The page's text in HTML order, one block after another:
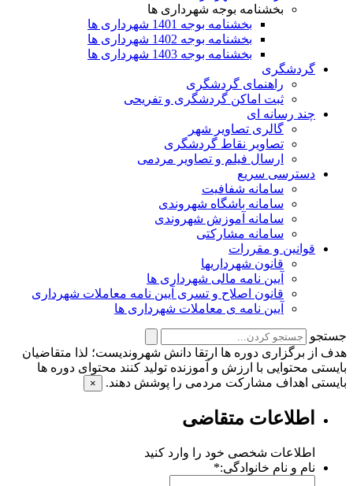
بخشنامه بوجه شهرداری ها
بخشنامه بوجه 1401 شهرداری ها
بخشنامه بوجه 1402 شهرداری ها
بخشنامه بوجه 1403 شهرداری ها
گردشگری
راهنمای گردشگری
ثبت اماکن گردشگری و تفریحی
چند رسانه ای
گالری تصاویر شهر
تصاویر نقاط گردشگری
ارسال فیلم و تصاویر مردمی
دسترسی سریع
سامانه شفافیت
سامانه باشگاه شهروندی
سامانه آموزش شهروندی
سامانه مشارکتی
قوانین و مقررات
قانون شهرداریها
آیین نامه مالی شهرداری ها
قانون اصلاح و تسری آیین نامه معاملات شهرداری
آیین نامه ی معاملات شهرداری ها
جستجو
هدف از برگزاری دوره ها ارتقا دانش شهروندیست؛ لذا متقاضیان
بایستی محتوایی با ارزش و آموزنده تولید کنند محتوای دوره ها
بایستی اهداف مشارکت مردمی را پوشش دهند.
×
اطلاعات متقاضی
اطلاعات شخصی خود را وارد کنید
نام و نام خانوادگی:*